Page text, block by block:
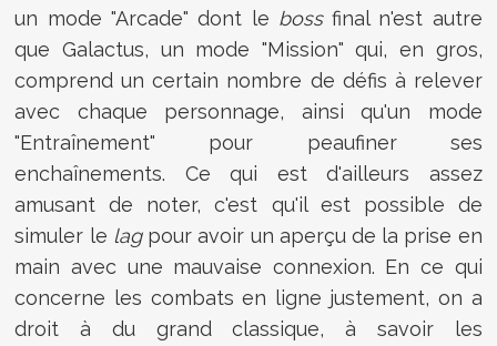
un mode "Arcade" dont le bossfinal n'est autre
que Galactus, un mode "Mission" qui, en gros,
comprend un certain nombre de défis à relever
avec chaque personnage, ainsi qu'un mode
"Entraînement" pour peaufiner ses
enchaînements. Ce qui est d'ailleurs assez
amusant de noter, c'est qu'il est possible de
simuler le lagpour avoir un aperçu de la prise en
main avec une mauvaise connexion. En ce qui
concerne les combats en ligne justement, on a
droit à du grand classique, à savoir les